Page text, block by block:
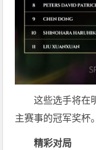
这些选手将在
主赛事的冠军奖杯。
精彩对局